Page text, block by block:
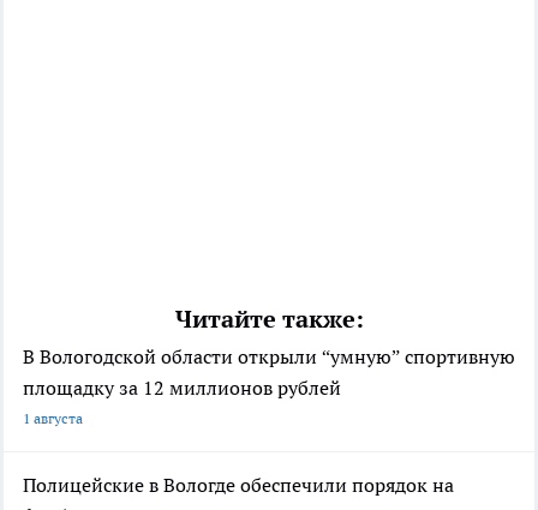
Читайте также:
В Вологодской области открыли “умную” спортивную
площадку за 12 миллионов рублей
1 августа
Полицейские в Вологде обеспечили порядок на